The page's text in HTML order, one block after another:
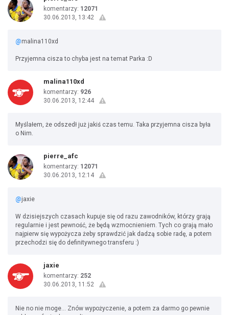
komentarzy: 12071
30.06.2013, 13:42
@malina110xd
Przyjemna cisza to chyba jest na temat Parka :D
malina110xd
komentarzy: 926
30.06.2013, 12:44
Myślałem, że odszedł już jakiś czas temu. Taka przyjemna cisza była
o Nim.
pierre_afc
komentarzy: 12071
30.06.2013, 12:14
@jaxie
W dzisiejszych czasach kupuje się od razu zawodników, którzy grają
regularnie i jest pewność, że będą wzmocnieniem. Tych co grają mało
najpierw się wypożycza żeby sprawdzić jak dadzą sobie radę, a potem
przechodzi się do definitywnego transferu :)
jaxie
komentarzy: 252
30.06.2013, 11:52
Nie no nie moge... Znów wypożyczenie, a potem za darmo go pewnie